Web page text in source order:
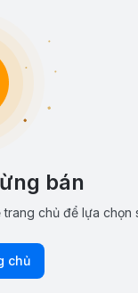
bán
chủ để lựa chọn
chủ